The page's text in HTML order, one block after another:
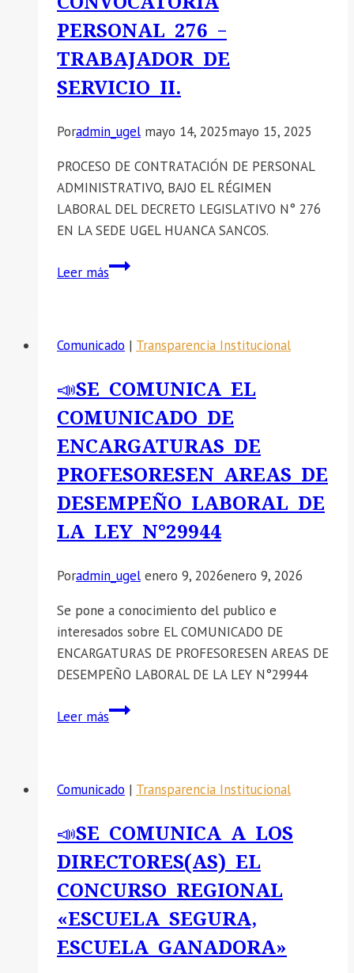
PERSONAL 276 –
TRABAJADOR DE
SERVICIO II.
Poradmin_ugel mayo 14, 2025mayo 15, 2025
PROCESO DE CONTRATACIÓN DE PERSONAL
ADMINISTRATIVO, BAJO EL RÉGIMEN
LABORAL DEL DECRETO LEGISLATIVO N° 276
EN LA SEDE UGEL HUANCA SANCOS.
Leer másRESULTADO
276
TRABAJADOR
DE
SERVICIO
II.
Comunicado | Transparencia Institucional
📣SE COMUNICA EL
COMUNICADO DE
ENCARGATURAS DE
PROFESORESEN AREAS DE
DESEMPEÑO LABORAL DE
LA LEY N°29944
Poradmin_ugel enero 9, 2026enero 9, 2026
Se pone a conocimiento del publico e
interesados sobre EL COMUNICADO DE
ENCARGATURAS DE PROFESORESEN AREAS DE
DESEMPEÑO LABORAL DE LA LEY N°29944
Leer más📣
COMUNICADO
ENCARGATURAS
DE
PROFESORESEN
AREAS
DE
DESEMPEÑO
Comunicado | Transparencia Institucional
📣SE COMUNICA A LOS
DIRECTORES(AS) EL
CONCURSO REGIONAL
«ESCUELA SEGURA,
ESCUELA GANADORA»